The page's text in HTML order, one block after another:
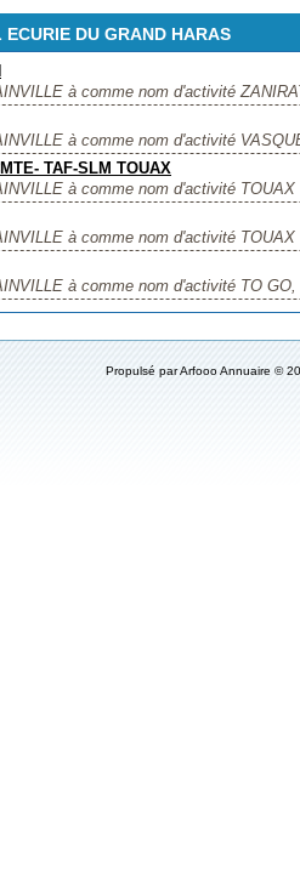
DU GRAND HARAS
à comme nom d'activité
à comme nom d'activité
TAF-SLM TOUAX
à comme nom d'activité
à comme nom d'activité
à comme nom d'activité TO
Propulsé parArfooo Annuaire ©